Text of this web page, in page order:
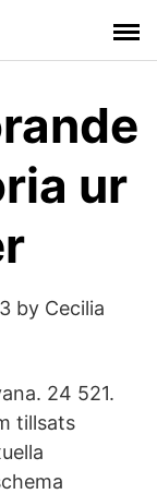
ur
by Cecilia
24 521.
tillsats